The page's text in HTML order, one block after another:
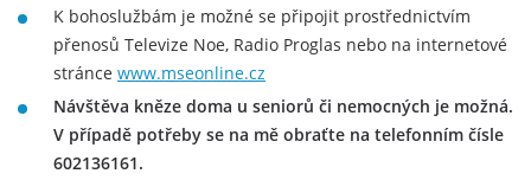
K bohoslužbám je možné se připojit prostřednictvím
přenosů Televize Noe, Radio Proglas nebo na internetové
stránce www.mseonline.cz
Návštěva kněze doma u seniorů či nemocných je možná.
V případě potřeby se na mě obraťte na telefonním čísle
602136161.